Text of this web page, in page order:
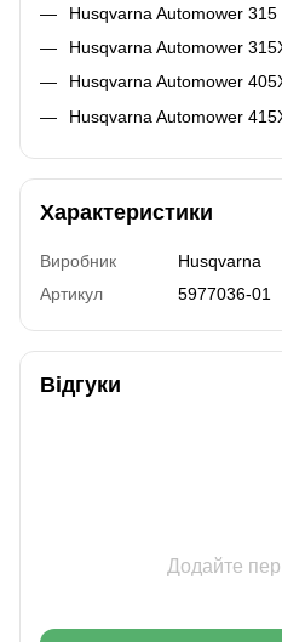
Husqvarna Automower 315
Husqvarna Automower
Husqvarna Automower
Husqvarna Automower
Характеристики
Виробник
Husqvarna
Артикул
5977036-01
Відгуки
Додайте